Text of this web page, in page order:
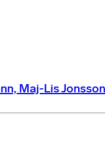
Maj-Lis